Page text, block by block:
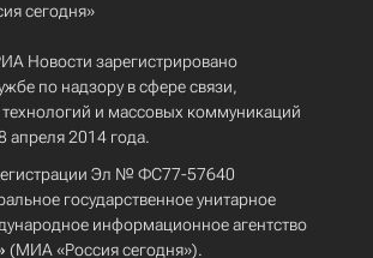
сегодня»
Новости зарегистрировано
по надзору в сфере связи,
и массовых коммуникаций
апреля 2014 года.
Эл № ФС77-57640
государственное унитарное
информационное агентство
(МИА «Россия сегодня»).